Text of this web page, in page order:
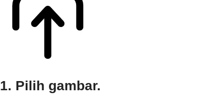
1. Pilih gambar.